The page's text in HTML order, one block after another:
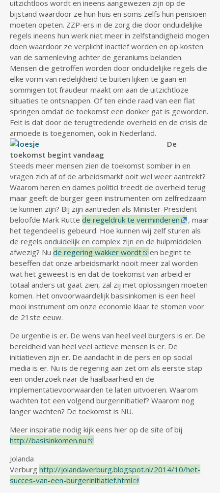
uitzichtloos wordt en ineens aangewezen zijn op de
bijstand waardoor ze hun huis en soms zelfs hun pensioen
moeten opeten. ZZP-ers in de zorg die door onduidelijke
regels ineens hun werk niet meer in zelfstandigheid mogen
doen waardoor ze verplicht inactief worden en op kosten
van de samenleving achter de geraniums belanden.
Mensen die getroffen worden door onduidelijke regels die
elke vorm van redelijkheid te buiten lijken te gaan en
sommigen tot fraudeur maakt om aan de uitzichtloze
situaties te ontsnappen. Of ten einde raad van een flat
springen omdat de toekomst een donker gat is geworden.
Feit is dat door de terugtredende overheid en de crisis de
armoede is toegenomen, ook in Nederland.
De
toekomst begint vandaag
Steeds meer mensen zien de toekomst somber in en
vragen zich af of de arbeidsmarkt ooit wel weer aantrekt?
Waarom heren en dames politici treedt de overheid terug
maar geeft de burger geen instrumenten om zelfredzaam
te kunnen zijn? Bij zijn aantreden als Minister-President
beloofde Mark Rutte de regeldruk te verminderen
, maar
het tegendeel is gebeurd. Hoe kunnen wij zelf sturen als
de regels onduidelijk en complex zijn en de hulpmiddelen
afwezig? Nu de regering wakker wordt
en begint te
beseffen dat onze arbeidsmarkt nooit meer zal worden
wat het geweest is en dat de toekomst van arbeid er
totaal anders uit gaat zien, zal zij met oplossingen moeten
komen. Het onvoorwaardelijk basisinkomen is een heel
mooi instrument om onze economie klaar te stomen voor
de 21ste eeuw.
De urgentie is er. De wens van heel veel burgers is er. De
bereidheid van heel veel actieve mensen is er. De
initiatieven zijn er. De aandacht in de pers en op social
media is er. Nu is de regering aan zet om als eerste stap
een onderzoek naar de haalbaarheid en de
implementatievoorwaarden te laten uitvoeren. Waarom
wachten tot een volgend burgerinitiatief? Waarom nog
langer wachten? De toekomst is NU.
Meer inspiratie nodig kijk eens hier op de site of bij
http://basisinkomen.nu
Jolanda
Verburg http://jolandaverburg.blogspot.nl/2014/10/het-
succes-van-een-burgerinitiatief.html